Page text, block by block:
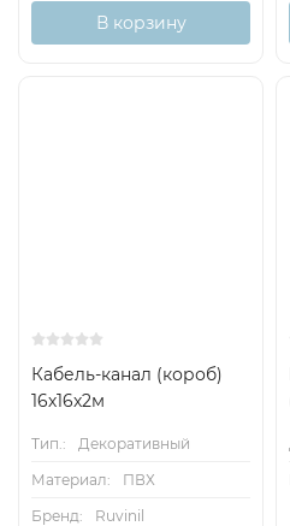
В корзину
Кабель-канал (короб)
16х16х2м
Тип.:
Декоративный
Материал:
ПВХ
Бренд:
Ruvinil